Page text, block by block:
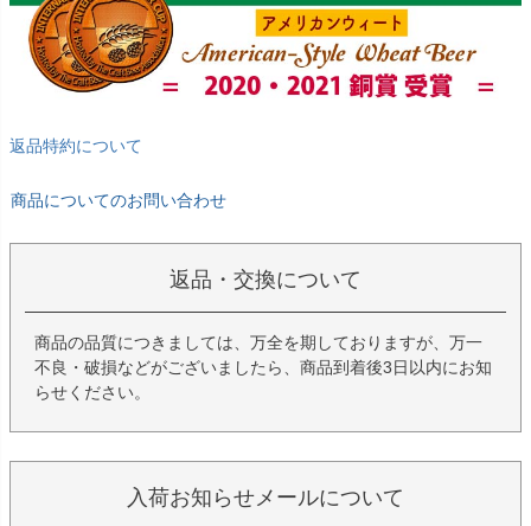
返品特約について
商品についてのお問い合わせ
返品・交換について
商品の品質につきましては、万全を期しておりますが、万一
不良・破損などがございましたら、商品到着後3日以内にお知
らせください。
入荷お知らせメールについて